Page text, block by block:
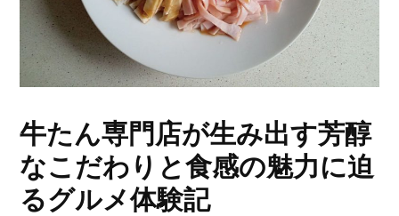
牛たん専門店が生み出す芳醇
なこだわりと食感の魅力に迫
るグルメ体験記